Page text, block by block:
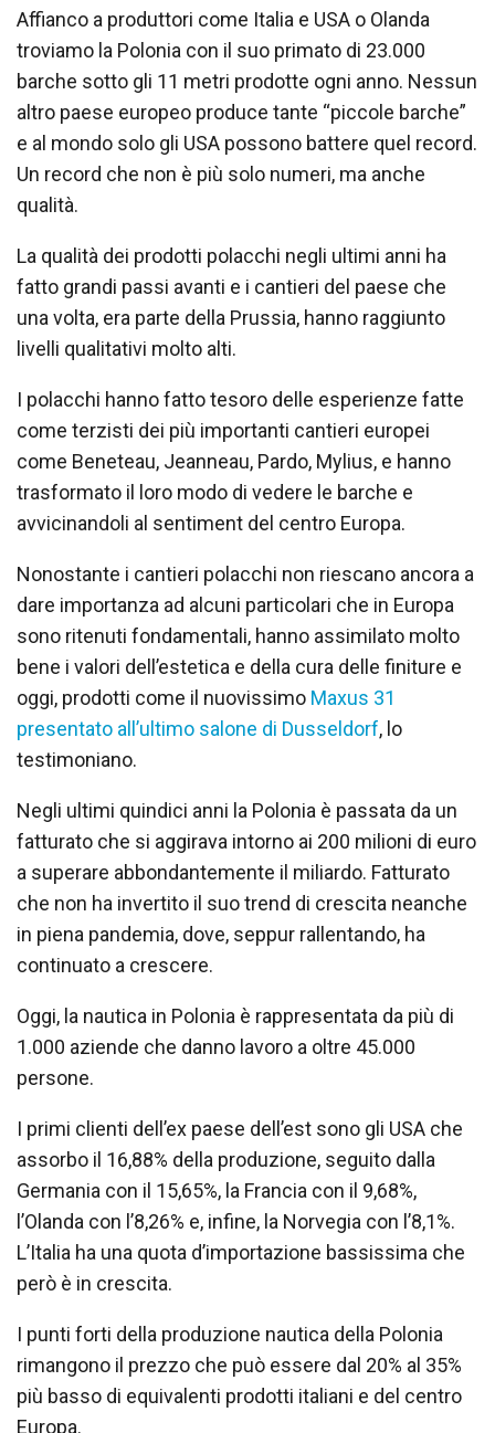
Affianco a produttori come Italia e USA o Olanda
troviamo la Polonia con il suo primato di 23.000
barche sotto gli 11 metri prodotte ogni anno. Nessun
altro paese europeo produce tante “piccole barche”
e al mondo solo gli USA possono battere quel record.
Un record che non è più solo numeri, ma anche
qualità.
La qualità dei prodotti polacchi negli ultimi anni ha
fatto grandi passi avanti e i cantieri del paese che
una volta, era parte della Prussia, hanno raggiunto
livelli qualitativi molto alti.
I polacchi hanno fatto tesoro delle esperienze fatte
come terzisti dei più importanti cantieri europei
come Beneteau, Jeanneau, Pardo, Mylius, e hanno
trasformato il loro modo di vedere le barche e
avvicinandoli al sentiment del centro Europa.
Nonostante i cantieri polacchi non riescano ancora a
dare importanza ad alcuni particolari che in Europa
sono ritenuti fondamentali, hanno assimilato molto
bene i valori dell’estetica e della cura delle finiture e
oggi, prodotti come il nuovissimo Maxus 31
presentato all’ultimo salone di Dusseldorf, lo
testimoniano.
Negli ultimi quindici anni la Polonia è passata da un
fatturato che si aggirava intorno ai 200 milioni di euro
a superare abbondantemente il miliardo. Fatturato
che non ha invertito il suo trend di crescita neanche
in piena pandemia, dove, seppur rallentando, ha
continuato a crescere.
Oggi, la nautica in Polonia è rappresentata da più di
1.000 aziende che danno lavoro a oltre 45.000
persone.
I primi clienti dell’ex paese dell’est sono gli USA che
assorbo il 16,88% della produzione, seguito dalla
Germania con il 15,65%, la Francia con il 9,68%,
l’Olanda con l’8,26% e, infine, la Norvegia con l’8,1%.
L’Italia ha una quota d’importazione bassissima che
però è in crescita.
I punti forti della produzione nautica della Polonia
rimangono il prezzo che può essere dal 20% al 35%
più basso di equivalenti prodotti italiani e del centro
Europa.